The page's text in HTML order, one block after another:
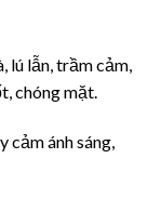
lú lẫn, trầm cảm,
chóng mặt.
cảm ánh sáng,